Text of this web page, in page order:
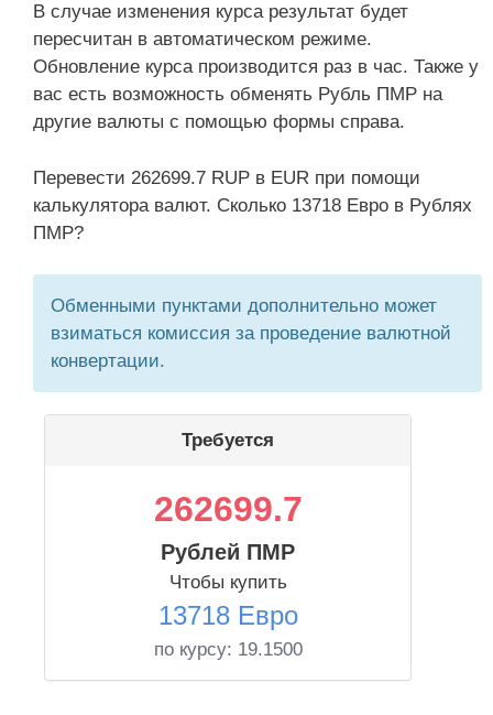
В случае изменения курса результат будет
пересчитан в автоматическом режиме.
Обновление курса производится раз в час. Также у
вас есть возможность обменять Рубль ПМР на
другие валюты с помощью формы справа.
Перевести 262699.7 RUP в EUR при помощи
калькулятора валют. Сколько 13718 Евро в Рублях
ПМР?
Обменными пунктами дополнительно может
взиматься комиссия за проведение валютной
конвертации.
Требуется
262699.7
Рублей ПМР
Чтобы купить
13718 Евро
по курсу: 19.1500